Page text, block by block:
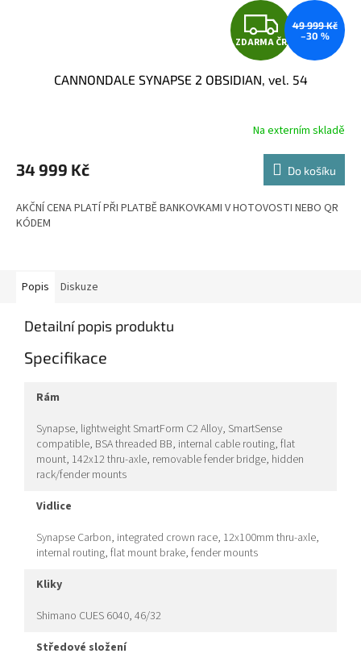
Z
D
A
R
M
A
ZDARMA ČR
49 999 Kč
–30 %
CANNONDALE SYNAPSE 2 OBSIDIAN, vel. 54
Na externím skladě
34 999 Kč Do košíku
AKČNÍ CENA PLATÍ PŘI PLATBĚ BANKOVKAMI V HOTOVOSTI NEBO QR
KÓDEM
Popis Diskuze
Detailní popis produktu
Specifikace
rám
Synapse, lightweight SmartForm C2 Alloy, SmartSense
compatible, BSA threaded BB, internal cable routing, flat
mount, 142x12 thru-axle, removable fender bridge, hidden
rack/fender mounts
vidlice
Synapse Carbon, integrated crown race, 12x100mm thru-axle,
internal routing, flat mount brake, fender mounts
kliky
Shimano CUES 6040, 46/32
středové složení